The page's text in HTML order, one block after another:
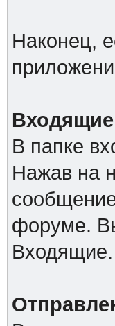
Наконец,
Входящие
В папке
Нажав на
форуме.
Входящие.